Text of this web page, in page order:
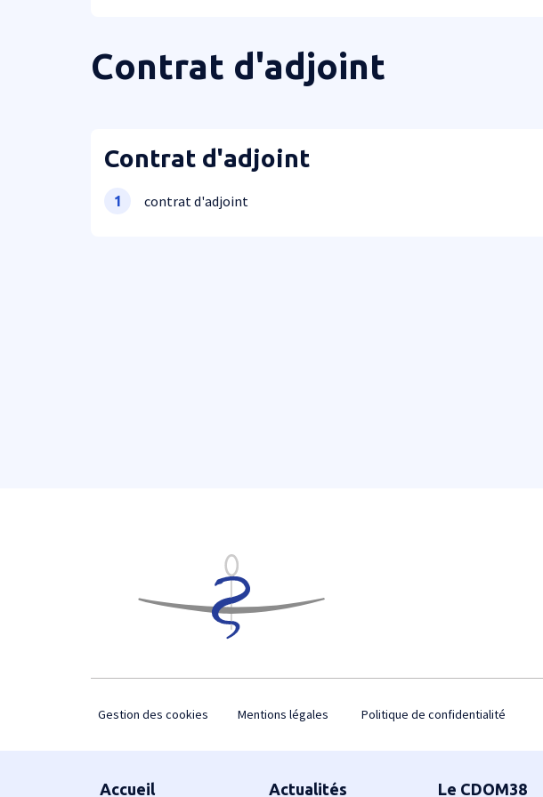
Contrat d'adjoint
Contrat d'adjoint
1 contrat d'adjoint
Gestion des cookies Mentions légales Politique de confidentialité
Accueil Actualités Le CDOM38